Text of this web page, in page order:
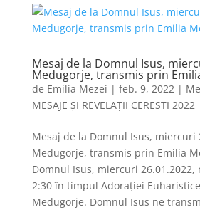
Mesaj de la Domnul Isus,
Medugorje, transmis prin
de Emilia Mezei | feb. 9, 2022|
MESAJE ȘI REVELAȚII CERESTI 2022
Mesaj de la Domnul Isus, miercuri
Medugorje, transmis prin Emilia
Domnul Isus, miercuri 26.01.2022,
2:30 în timpul Adorației
Medugorje. Domnul Isus ne